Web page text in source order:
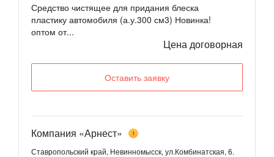
Средство чистящее для придания блеска
пластику автомобиля (а.у.300 см3) Новинка!
оптом от...
Цена договорная
Оставить заявку
Компания «Арнест» 1
Ставропольский край, Невинномысск, ул.Комбинатская, 6.